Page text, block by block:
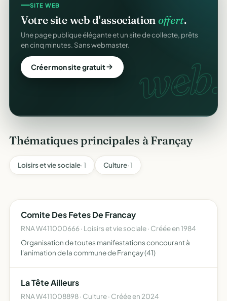
web.
SITE WEB
Votre site web d'associationoffert.
Une page publique élégante et un site de collecte, prêts
en cinq minutes. Sans webmaster.
Créer mon site gratuit
COLLECTE DE DONS
Collectez des donsen ligne.
Campagnes, paiement sécurisé, reçu fiscal instantané
pour chaque donateur. 100 % gratuit.
Lancer ma collecte
Thématiques principales à Françay
Loisirs et vie sociale· 1 Culture· 1
Comite Des Fetes De Francay
RNA W411000666 · Loisirs et vie sociale · Créée en 1984
Organisation de toutes manifestations concourant à
l'animation de la commune de Françay (41)
La Tête Ailleurs
RNA W411008898 · Culture · Créée en 2024